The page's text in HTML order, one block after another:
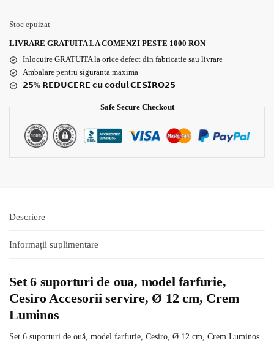
Stoc epuizat
LIVRARE GRATUITA LA COMENZI PESTE 1000 RON
Inlocuire GRATUITA la orice defect din fabricatie sau livrare
Ambalare pentru siguranta maxima
𝟮𝟱% 𝗥𝗘𝗗𝗨𝗖𝗘𝗥𝗘 𝗰𝘂 𝗰𝗼𝗱𝘂𝗹 𝗖𝗘𝗦𝗜𝗥𝗢𝟮𝟱
Safe Secure Checkout
Descriere
Informații suplimentare
Set 6 suporturi de oua, model farfurie,
Cesiro Accesorii servire, Ø 12 cm, Crem
Luminos
Set 6 suporturi de ouă, model farfurie, Cesiro, Ø 12 cm, Crem Luminos